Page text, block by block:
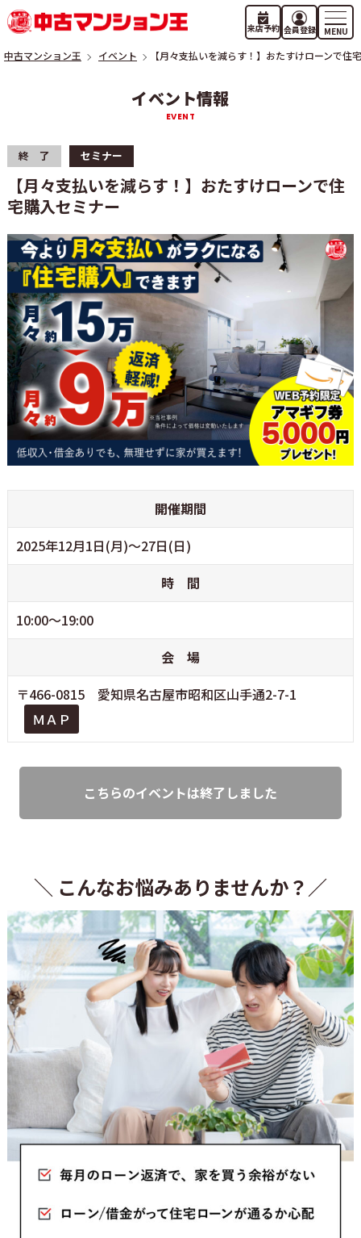
来店予約 会員登録
中古マンション王 イベント 【月々支払いを減らす！】おたすけローンで住
イベント情報
終 了 セミナー
【月々支払いを減らす！】おたすけローンで住
宅購入セミナー
開催期間
2025年12月1日(月)～27日(日)
時 間
10:00～19:00
会 場
〒466-0815 愛知県名古屋市昭和区山手通2-7-1
ＭＡＰ
こちらのイベントは終了しました
＼ こんなお悩みありませんか？／